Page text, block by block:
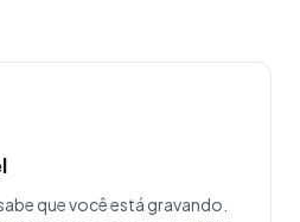
que você está gravando.